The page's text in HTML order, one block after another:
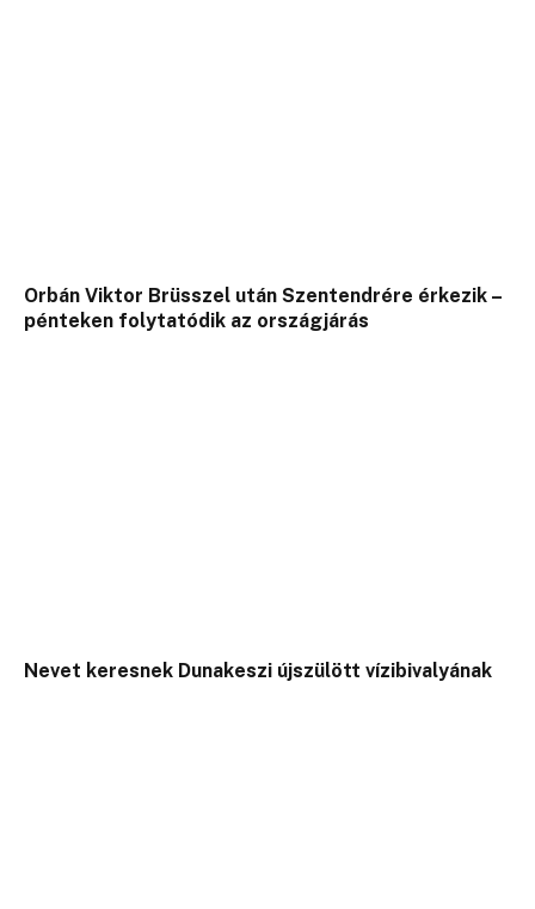
Orbán Viktor Brüsszel után Szentendrére érkezik –
pénteken folytatódik az országjárás
Nevet keresnek Dunakeszi újszülött vízibivalyának